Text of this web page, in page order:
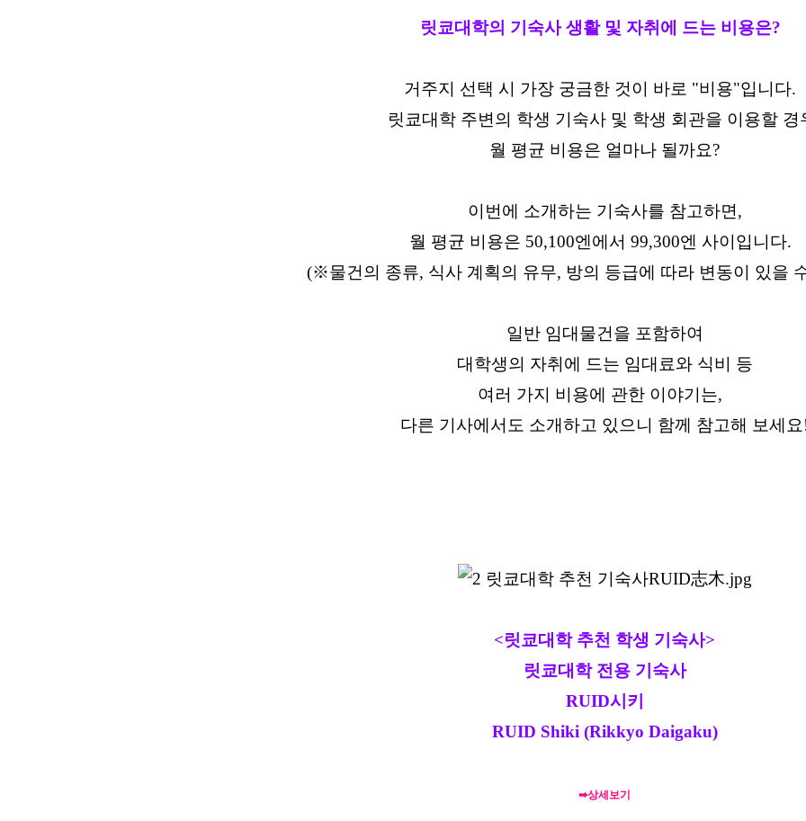
릿쿄대학의 기숙사 생활 및 자취에 드는 비용은?
거주지 선택 시 가장 궁금한 것이 바로 "비용"입니다.
릿쿄대학 주변의 학생 기숙사 및 학생 회관을 이용할 경
월 평균 비용은 얼마나 될까요?
이번에 소개하는 기숙사를 참고하면,
월 평균 비용은 50,100엔에서 99,300엔 사이입니다.
(※물건의 종류, 식사 계획의 유무, 방의 등급에 따라 변동이 있을
일반 임대물건을 포함하여
대학생의 자취에 드는 임대료와 식비 등
여러 가지 비용에 관한 이야기는,
다른 기사에서도 소개하고 있으니 함께 참고해 보세
<릿쿄대학 추천 학생 기숙사>
릿쿄대학 전용 기숙사
RUID시키
RUID Shiki (Rikkyo Daigaku)
➡상세보기